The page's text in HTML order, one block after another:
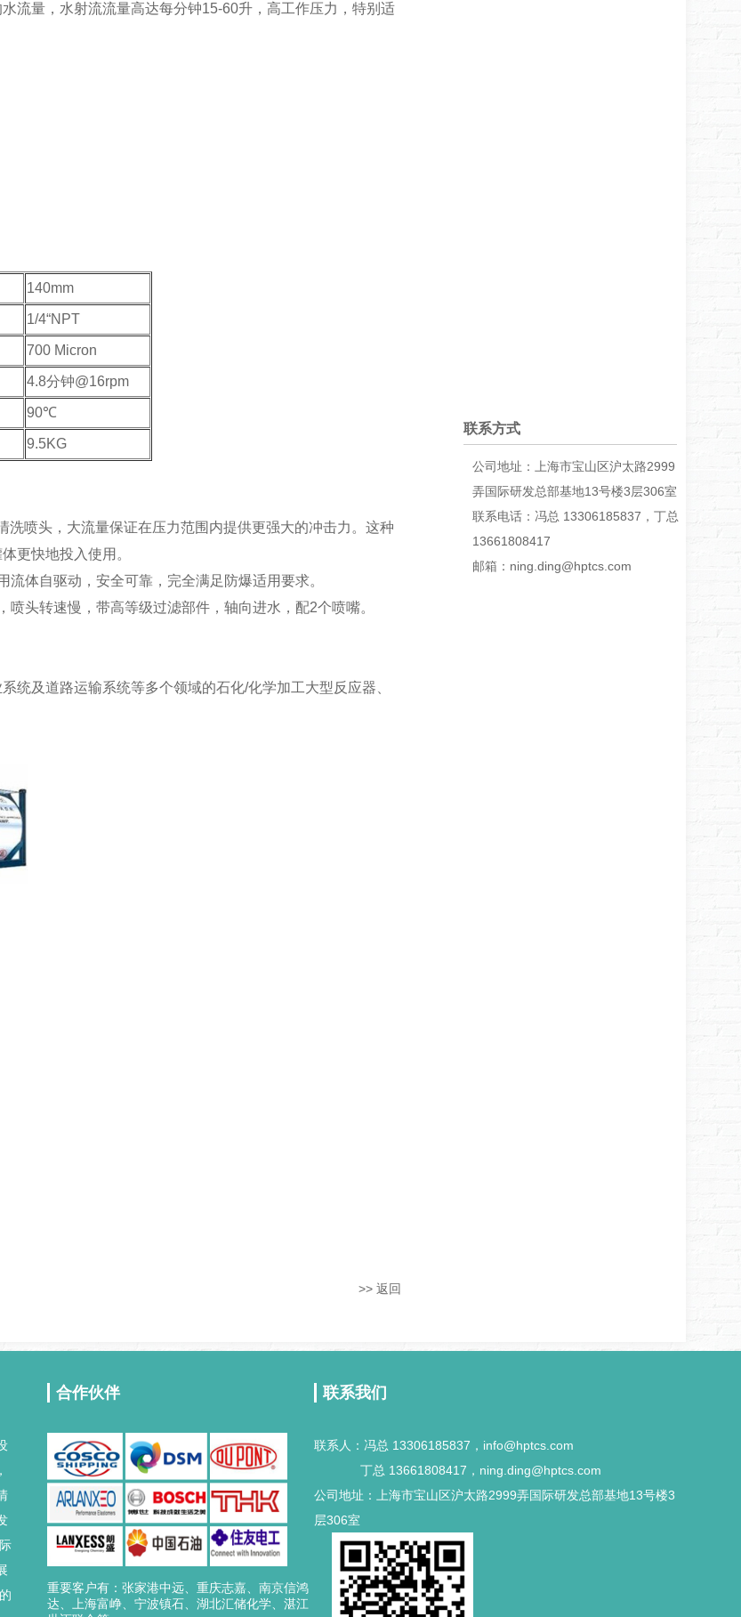
流量，水射流流量高达每分钟15-60升，高工作压力，特别适
140mm
1/4“NPT
700 Micron
4.8分钟@16rpm
90℃
9.5KG
喷头，大流量保证在压力范围内提供更强大的冲击力。这种
更快地投入使用。
体自驱动，安全可靠，完全满足防爆适用要求。
头转速慢，带高等级过滤部件，轴向进水，配2个喷嘴。
统及道路运输系统等多个领域的石化/化学加工大型反应器、
>> 返回
联系方式
公司地址：上海市宝山区沪太路2999
弄国际研发总部基地13号楼3层306室
联系电话：冯总 13306185837，丁总
13661808417
邮箱：ning.ding@hptcs.com
合作伙伴
重要客户有：张家港中远、重庆志嘉、南京信鸿
达、上海富峥、宁波镇石、湖北汇储化学、湛江
联系我们
联系人：冯总 13306185837，info@hptcs.com
丁总 13661808417，ning.ding@hptcs.com
公司地址：上海市宝山区沪太路2999弄国际研发总部基地13号楼3
层306室